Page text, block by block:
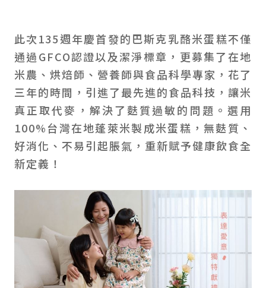
此次135週年慶首發的巴斯克乳酪米蛋糕不僅
通過GFCO認證以及潔淨標章，更募集了在地
米農、烘焙師、營養師與食品科學專家，花了
三年的時間，引進了最先進的食品科技，讓米
真正取代麥，解決了麩質過敏的問題。選用
100%台灣在地蓬萊米製成米蛋糕，無麩質、
好消化、不易引起脹氣，重新賦予健康飲食全
新定義！